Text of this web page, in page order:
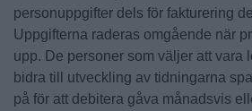
personuppgifter dels för fakturering
Uppgifterna raderas omgående när
upp. De personer som väljer att vara
bidra till utveckling av tidningarna
på för att debitera gåva månadsvis